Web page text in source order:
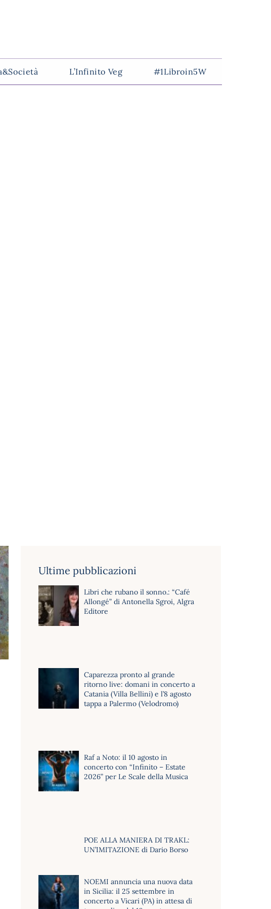
L’Infinito Veg #1Libroin5W
Ultime pubblicazioni
Libri che rubano il sonno.: “Café
Allongé” di Antonella Sgroi, Algra
Editore
Caparezza pronto al grande
ritorno live: domani in concerto a
Catania (Villa Bellini) e l’8 agosto
tappa a Palermo (Velodromo)
Raf a Noto: il 10 agosto in
concerto con “Infinito – Estate
2026” per Le Scale della Musica
POE ALLA MANIERA DI TRAKL:
UN’IMITAZIONE di Dario Borso
NOEMI annuncia una nuova data
in Sicilia: il 25 settembre in
concerto a Vicari (PA) in attesa di